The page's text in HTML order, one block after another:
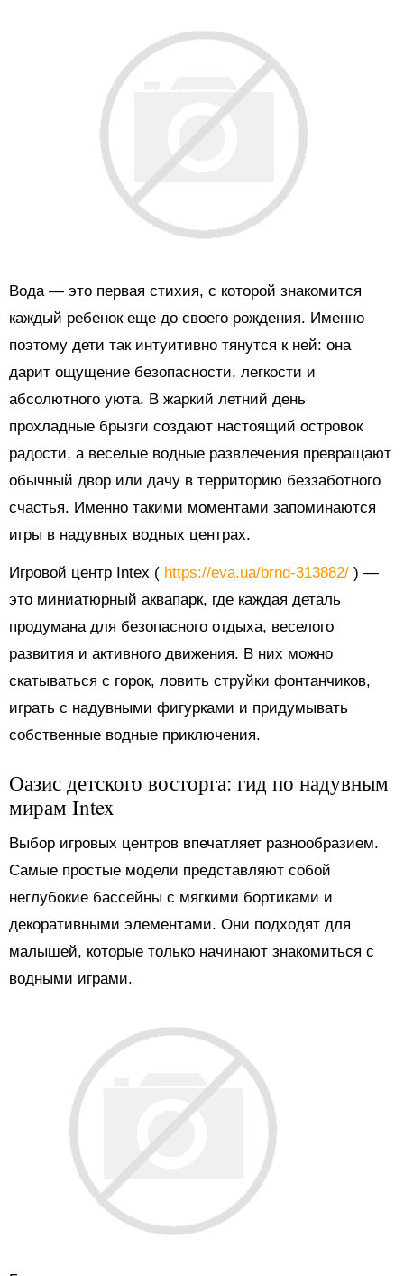
Вода — это первая стихия, с которой знакомится
каждый ребенок еще до своего рождения. Именно
поэтому дети так интуитивно тянутся к ней: она
дарит ощущение безопасности, легкости и
абсолютного уюта. В жаркий летний день
прохладные брызги создают настоящий островок
радости, а веселые водные развлечения превращают
обычный двор или дачу в территорию беззаботного
счастья. Именно такими моментами запоминаются
игры в надувных водных центрах.
Игровой центр Intex ( https://eva.ua/brnd-313882/ ) —
это миниатюрный аквапарк, где каждая деталь
продумана для безопасного отдыха, веселого
развития и активного движения. В них можно
скатываться с горок, ловить струйки фонтанчиков,
играть с надувными фигурками и придумывать
собственные водные приключения.
Оазис детского восторга: гид по надувным
мирам Intex
Выбор игровых центров впечатляет разнообразием.
Самые простые модели представляют собой
неглубокие бассейны с мягкими бортиками и
декоративными элементами. Они подходят для
малышей, которые только начинают знакомиться с
водными играми.